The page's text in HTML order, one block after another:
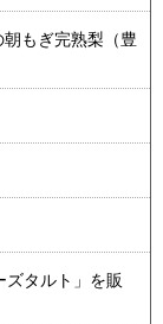
朝もぎ完熟梨（豊
タルト」を販